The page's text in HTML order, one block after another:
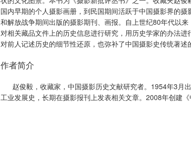
国内早期的个人摄影画册，到民国期间活跃于中国摄影界的
和解放战争期间出版的摄影期刊、画报。自上世纪80年代以
对相关藏品文件上的历史信息进行研究，用历史学家的办法
对前人记述历史的细节性还原，也弥补了中国摄影史传统著述
作者简介
赵俊毅，收藏家，中国摄影历史文献研究者。1954年3月
工业发展史，长期在摄影报刊上发表相关文章。2008年创建《